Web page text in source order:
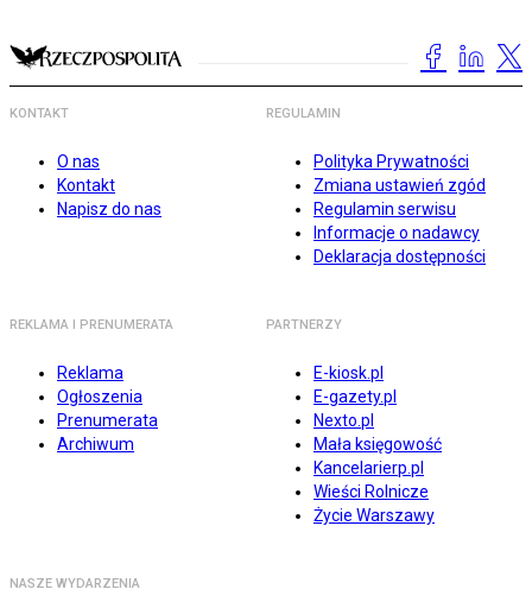
KONTAKT
O nas
Kontakt
Napisz do nas
REGULAMIN
Polityka Prywatności
Zmiana ustawień zgód
Regulamin serwisu
Informacje o nadawcy
Deklaracja dostępności
REKLAMA I PRENUMERATA
Reklama
Ogłoszenia
Prenumerata
Archiwum
PARTNERZY
E-kiosk.pl
E-gazety.pl
Nexto.pl
Mała księgowość
Kancelarierp.pl
Wieści Rolnicze
Życie Warszawy
NASZE WYDARZENIA